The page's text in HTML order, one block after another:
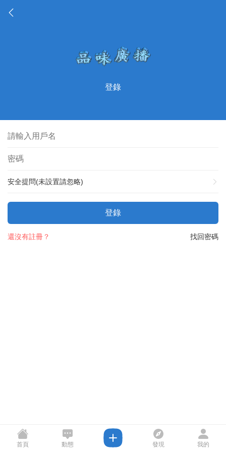
登錄
安全提問(未設置請忽略)
登錄
找回密碼
還沒有註冊？
首頁 動態 發現 我的